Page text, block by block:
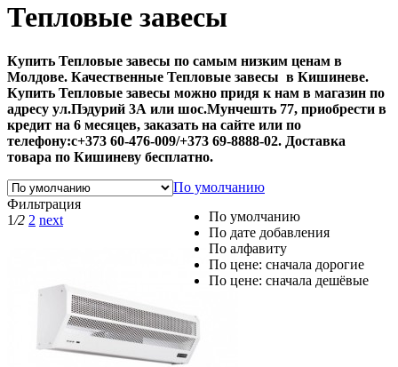
Тепловые завесы
Купить Тепловые завесы по самым низким ценам в
Молдове. Качественные Тепловые завесы в Кишиневе.
Купить Тепловые завесы можно придя к нам в магазин по
адресу ул.Пэдурий 3А или шос.Мунчешть 77, приобрести в
кредит на 6 месяцев, заказать на сайте или по
телефону:с+373 60-476-009/+373 69-8888-02. Доставка
товара по Кишиневу бесплатно.
По умолчанию
Фильтрация
1/2 2 next
По умолчанию
По дате добавления
По алфавиту
По цене: сначала дорогие
По цене: сначала дешёвые